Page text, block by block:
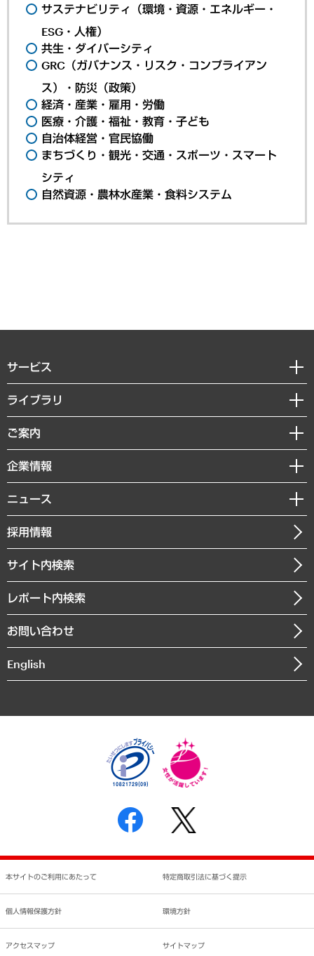
サステナビリティ（環境・資源・エネルギー・
ESG・人権）
共生・ダイバーシティ
GRC（ガバナンス・リスク・コンプライアン
ス）・防災（政策）
経済・産業・雇用・労働
医療・介護・福祉・教育・子ども
自治体経営・官民協働
まちづくり・観光・交通・スポーツ・スマート
シティ
自然資源・農林水産業・食料システム
サービス
経営戦略
組織・人事戦略
デジタルイノベーション
共生・ダイバーシティ
GRC（ガバナンス・リスク・コンプライアンス）・防災（政策）
経済・産業・雇用・労働
まちづくり・観光・交通・スポーツ・スマートシティ
自然資源・農林水産業・食料システム
ライブラリ
経済調査
レポート
コラム
経営用語集
受託・受注実績（官公庁関連）
メディア掲載・出演
ご案内
セミナー・イベント情報
MUFGビジネスセミナー
受託案件情報
企業情報
私たちの想い
社長メッセージ
会社概要
沿革
組織図・本部部室紹介
インドネシア現地法人
個人情報保護方針
反社会的勢力に対する基本方針
書面による個人情報の開示等の請求の手続きについて
ニュース
ニュースリリース
お知らせ
採用情報
サイト内検索
レポート内検索
お問い合わせ
English
本サイトのご利用にあたって 特定商取引法に基づく提示
個人情報保護方針 環境方針
アクセスマップ サイトマップ